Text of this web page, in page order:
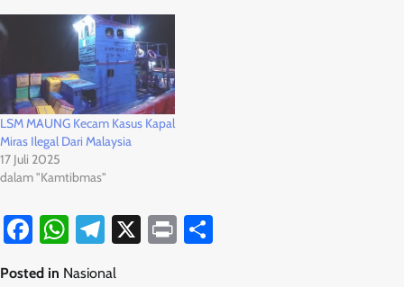
LSM MAUNG Kecam Kasus Kapal
Miras Ilegal Dari Malaysia
17 Juli 2025
dalam "Kamtibmas"
Facebook
WhatsApp
Telegram
X Print
Posted in Nasional